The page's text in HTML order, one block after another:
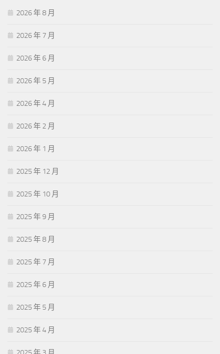
2026 年 8 月
2026 年 7 月
2026 年 6 月
2026 年 5 月
2026 年 4 月
2026 年 2 月
2026 年 1 月
2025 年 12 月
2025 年 10 月
2025 年 9 月
2025 年 8 月
2025 年 7 月
2025 年 6 月
2025 年 5 月
2025 年 4 月